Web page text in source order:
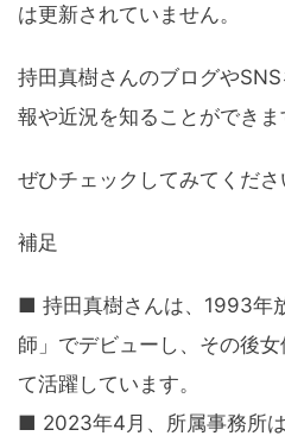
は更新されていません。
持田真樹さんのブログや
報や近況を知ることができま
ぜひチェックしてみてくださ
補足
■ 持田真樹さんは、1993年
師」でデビューし、その後
て活躍しています。
■ 2023年4月、所属事務所